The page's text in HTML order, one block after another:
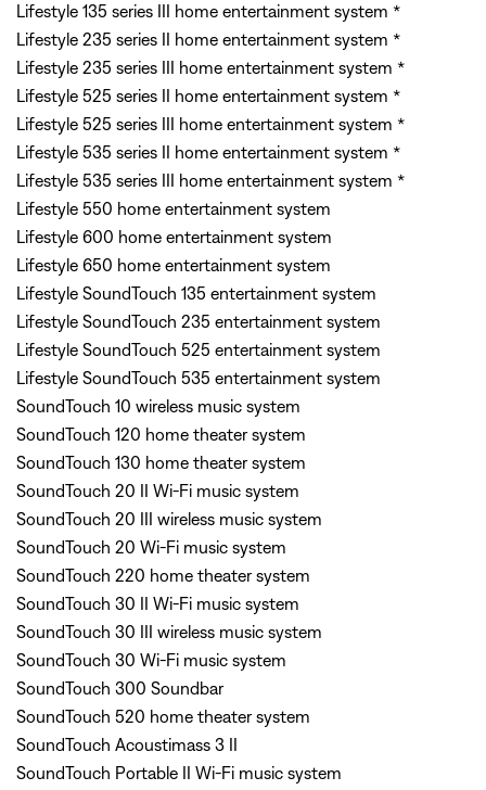
Lifestyle 135 series III home entertainment system *
Lifestyle 235 series II home entertainment system *
Lifestyle 235 series III home entertainment system *
Lifestyle 525 series II home entertainment system *
Lifestyle 525 series III home entertainment system *
Lifestyle 535 series II home entertainment system *
Lifestyle 535 series III home entertainment system *
Lifestyle 550 home entertainment system
Lifestyle 600 home entertainment system
Lifestyle 650 home entertainment system
Lifestyle SoundTouch 135 entertainment system
Lifestyle SoundTouch 235 entertainment system
Lifestyle SoundTouch 525 entertainment system
Lifestyle SoundTouch 535 entertainment system
SoundTouch 10 wireless music system
SoundTouch 120 home theater system
SoundTouch 130 home theater system
SoundTouch 20 II Wi-Fi music system
SoundTouch 20 III wireless music system
SoundTouch 20 Wi-Fi music system
SoundTouch 220 home theater system
SoundTouch 30 II Wi-Fi music system
SoundTouch 30 III wireless music system
SoundTouch 30 Wi-Fi music system
SoundTouch 300 Soundbar
SoundTouch 520 home theater system
SoundTouch Acoustimass 3 II
SoundTouch Portable II Wi-Fi music system